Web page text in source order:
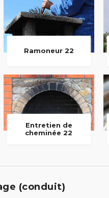
Ramoneur 22
Entretien de
cheminée 22
(conduit)